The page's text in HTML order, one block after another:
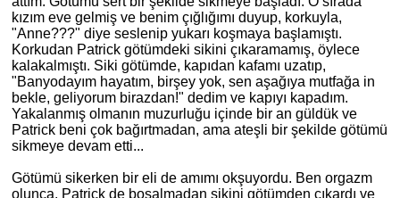
kızım eve gelmiş ve benim çığlığımı duyup, korkuyla,
"Anne???" diye seslenip yukarı koşmaya başlamıştı.
Korkudan Patrick götümdeki sikini çıkaramamış, öylece
kalakalmıştı. Siki götümde, kapıdan kafamı uzatıp,
"Banyodayım hayatım, birşey yok, sen aşağıya mutfağa in
bekle, geliyorum birazdan!" dedim ve kapıyı kapadım.
Yakalanmış olmanın muzurluğu içinde bir an güldük ve
Patrick beni çok bağırtmadan, ama ateşli bir şekilde götümü
sikmeye devam etti...
Götümü sikerken bir eli de amımı okşuyordu. Ben orgazm
olunca, Patrick de boşalmadan sikini götümden çıkardı ve